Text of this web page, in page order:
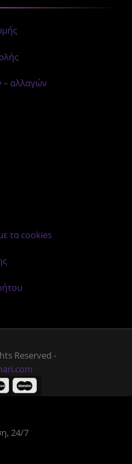
– αλλαγών
τα cookies
Reserved -
24/7